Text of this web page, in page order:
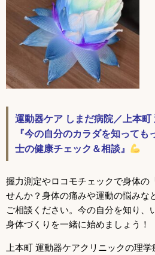
運動器ケア しまだ病院／上本町
『今の自分のカラダを知って
士の健康チェック＆相談』
握力測定やロコモチェックで身体の
せんか？身体の痛みや運動の悩みな
ご相談ください。今の自分を知り、
身体づくりを一緒に始めましょう！
上本町 運動器ケアクリニックの理